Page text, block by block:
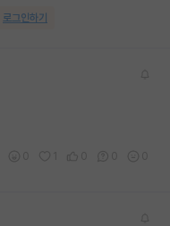
로그인하기